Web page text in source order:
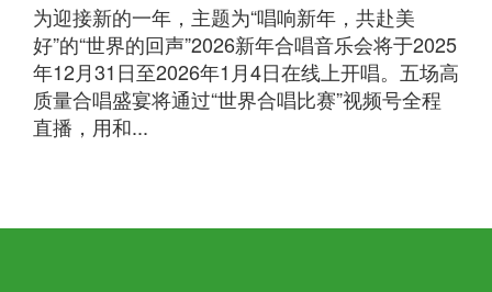
为迎接新的一年，主题为“唱响新年，共赴美
好”的“世界的回声”2026新年合唱音乐会将于2025
年12月31日至2026年1月4日在线上开唱。五场高
质量合唱盛宴将通过“世界合唱比赛”视频号全程
直播，用和...